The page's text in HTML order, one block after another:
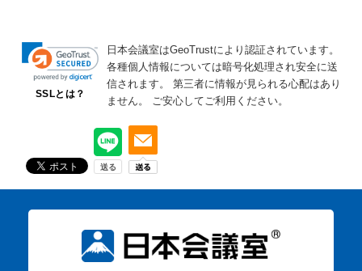
SSLとは？
日本会議室はGeoTrustにより認証されています。
各種個人情報については暗号化処理され安全に送
信されます。
第三者に情報が見られる心配はあり
ません。
ご安心してご利用ください。